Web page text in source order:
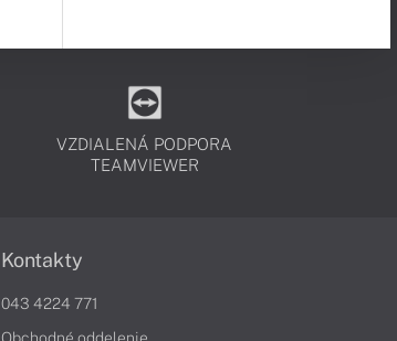
VZDIALENÁ PODPORA
TEAMVIEWER
Kontakty
043 4224 771